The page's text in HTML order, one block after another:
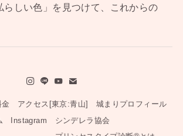
らしい色」を見つけて、これからの
アクセス[東京:青山]
城まりプロフィール
Instagram
シンデレラ協会